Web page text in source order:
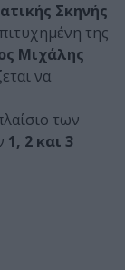
Σκηνής
της
Μιχάλης
να
των
1, 2 και 3